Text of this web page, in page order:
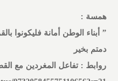
همسة :
” أبناء الوطن أمانة فليكونوا
دمتم بخير
روابط : تفاعل المغردين مع